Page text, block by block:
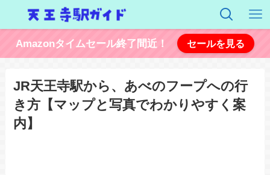
Amazonタイムセール終了間近！ セールを見る
JR天王寺駅から、あべのフープへの行
き方【マップと写真でわかりやすく案
内】